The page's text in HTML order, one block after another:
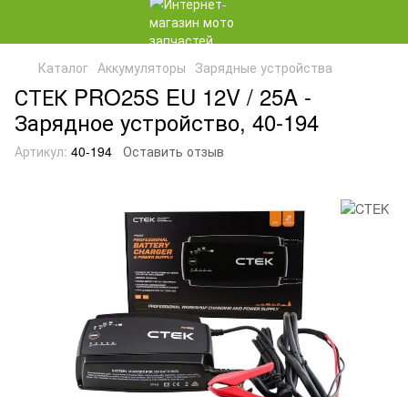
Каталог Аккумуляторы Зарядные устройства
СТЕК PRO25S EU 12V / 25A -
Зарядное устройство, 40-194
Артикул: 40-194 Оставить отзыв